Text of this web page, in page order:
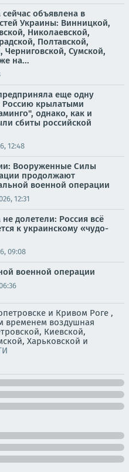
объявлена в
Украины: Винницкой,
Николаевской,
Полтавской,
Черниговской, Сумской,
на...
еще одну
Россию крылатыми
однако, как и
сбиты российской
12:48
Вооруженные Силы
продолжают
военной операции
12:31
долетели: Россия всё
к украинскому «чудо-
09:08
военной операции
и Кривом Роге ,
временем воздушная
Киевской,
Харьковской и